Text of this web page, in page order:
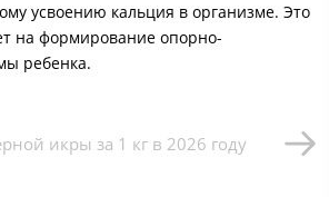
усвоению кальция в организме. Это
на формирование опорно-
ребенка.
икры за 1 кг в 2026 году